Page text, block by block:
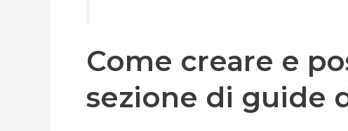
Come creare e
sezione di guide